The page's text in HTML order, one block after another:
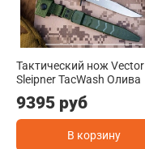
Тактический нож Vector
Sleipner TacWash Олива
9395 руб
В корзину